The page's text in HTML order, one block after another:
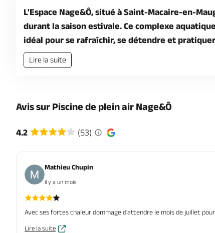
L'Espace Nage&Ô, situé à Saint-Macaire-en-
durant la saison estivale. Ce complexe
idéal pour se rafraîchir, se détendre et
Lire la suite
Avis sur Piscine de plein air Nage&Ô
4.2 (53)
Mathieu Chupin
il y a un mois
Avec ses fortes chaleur dommage d'attendre le mois de juillet
Lire la suite